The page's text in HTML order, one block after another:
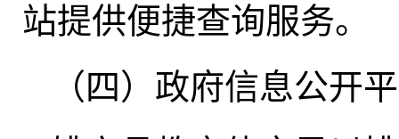
站提供便捷查询服务。
（四）政府信息公开